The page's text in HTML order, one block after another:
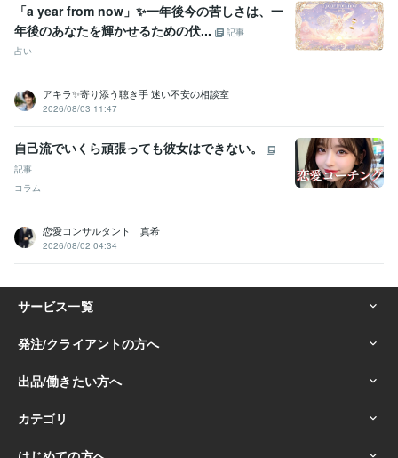
「a year from now」✨一年後今の苦しさは、一
年後のあなたを輝かせるための伏...
記事
占い
アキラ✨寄り添う聴き手 迷い不安の相談室
2026/08/03 11:47
自己流でいくら頑張っても彼女はできない。
記事
コラム
恋愛コンサルタント 真希
2026/08/02 04:34